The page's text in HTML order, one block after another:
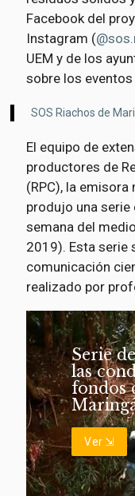
Facebook del
Instagram (
UEM y de los
sobre los
SOS Riachos de
El equipo de
productores de
(RPC), la
produjo una
semana del
2019). Esta serie
comunicación
realizado por
Serie
las
fondos
Ver